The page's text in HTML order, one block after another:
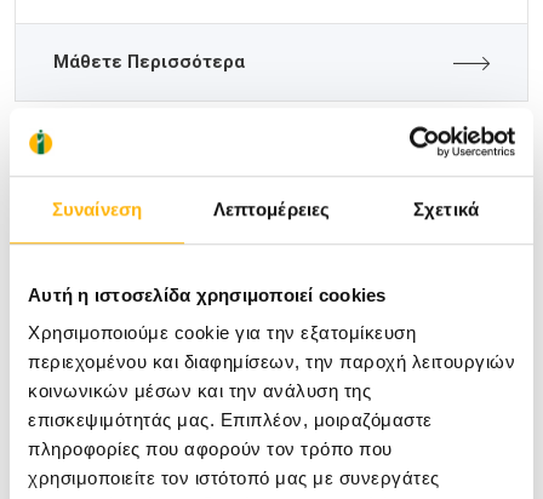
Συναίνεση Λεπτομέρειες Σχετικά
Αυτή η ιστοσελίδα χρησιμοποιεί cookies
Χρησιμοποιούμε cookie για την εξατομίκευση
περιεχομένου και διαφημίσεων, την παροχή λειτουργιών
κοινωνικών μέσων και την ανάλυση της
επισκεψιμότητάς μας. Επιπλέον, μοιραζόμαστε
πληροφορίες που αφορούν τον τρόπο που
χρησιμοποιείτε τον ιστότοπό μας με συνεργάτες
Μάθετε Περισσότερα
ΖΩΣΙΜΑΣ ΔΗΜΗΤΡΙΟΣ
ΓΕΝΙΚΟΣ ΧΕΙΡΟΥΡΓΟΣ
Επιμελητής Α΄ Χειρουργικής Κλινικής
ΓΕΝΙΚΉ ΚΛΙΝΙΚΉ